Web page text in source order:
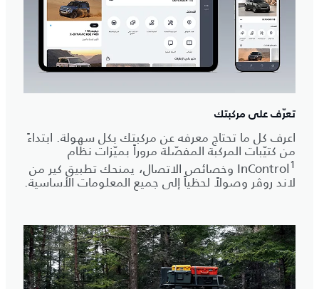
تعرّف على مركبتك
اعرف كل ما تحتاج معرفه عن مركبتك بكل سهولة. ابتداءً
من كتيّبات المركبة المفصّلة مروراً بميّزات نظام
InControl1 وخصائص الاتصال، يمنحك تطبيق كير من
لاند روڤر وصولاً لحظياً إلى جميع المعلومات الأساسية.